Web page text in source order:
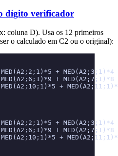
dígito verificador
coluna D). Usa os 12 primeiros
o calculado em C2 ou o original):
+ MED(A2;3;1)*4
+ MED(A2;7;1)*8
+
+ MED(A2;3;1)*4
+ MED(A2;7;1)*8
+